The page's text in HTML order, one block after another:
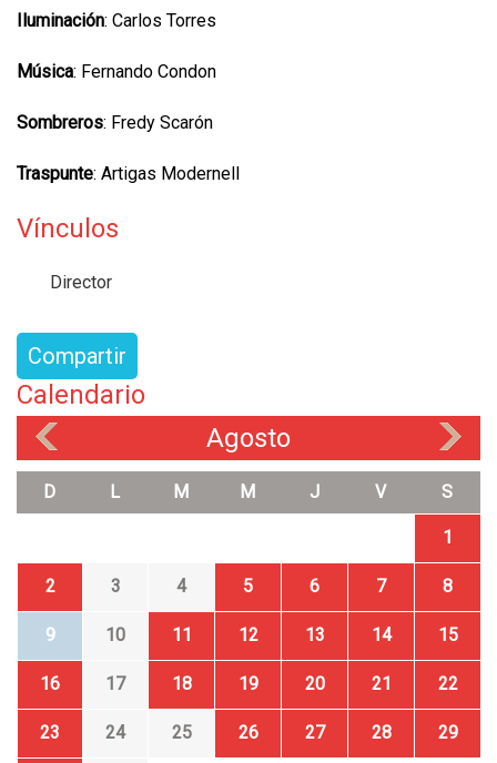
Iluminación: Carlos Torres
Música: Fernando Condon
Sombreros: Fredy Scarón
Traspunte: Artigas Modernell
Vínculos
Director
Compartir
Calendario
Agosto
D L M M J V S
1
2 3 4 5 6 7 8
9 10 11 12 13 14 15
16 17 18 19 20 21 22
23 24 25 26 27 28 29